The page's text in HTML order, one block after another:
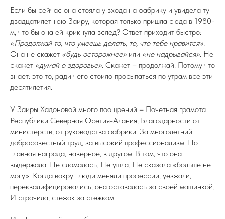
Если бы сейчас она стояла у входа на фабрику и увидела ту
двадцатилетнюю Заиру, которая только пришла сюда в 1980-
м, что бы она ей крикнула вслед? Ответ приходит быстро:
«Продолжай то, что умеешь делать, то, что тебе нравится».
Она не скажет «будь осторожнее» или «не надрывайся». Не
скажет «думай о здоровье». Скажет – продолжай. Потому что
знает: это то, ради чего стоило просыпаться по утрам все эти
десятилетия.
У Заиры Хадоновой много поощрений – Почетная грамота
Республики Северная Осетия-Алания, Благодарности от
министерств, от руководства фабрики. За многолетний
добросовестный труд, за высокий профессионализм. Но
главная награда, наверное, в другом. В том, что она
выдержала. Не сломалась. Не ушла. Не сказала «больше не
могу». Когда вокруг люди меняли профессии, уезжали,
переквалифицировались, она оставалась за своей машинкой.
И строчила, стежок за стежком.